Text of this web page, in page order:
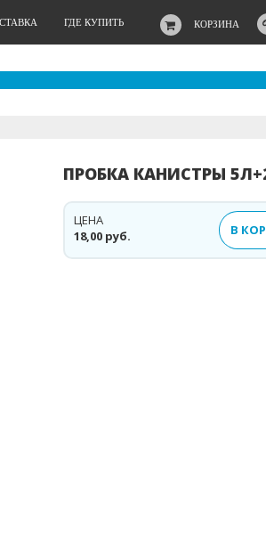
КОРЗИНА
ГДЕ КУПИТЬ
ПРОБКА КАНИСТРЫ
18,00 руб.
ЦЕНА
В